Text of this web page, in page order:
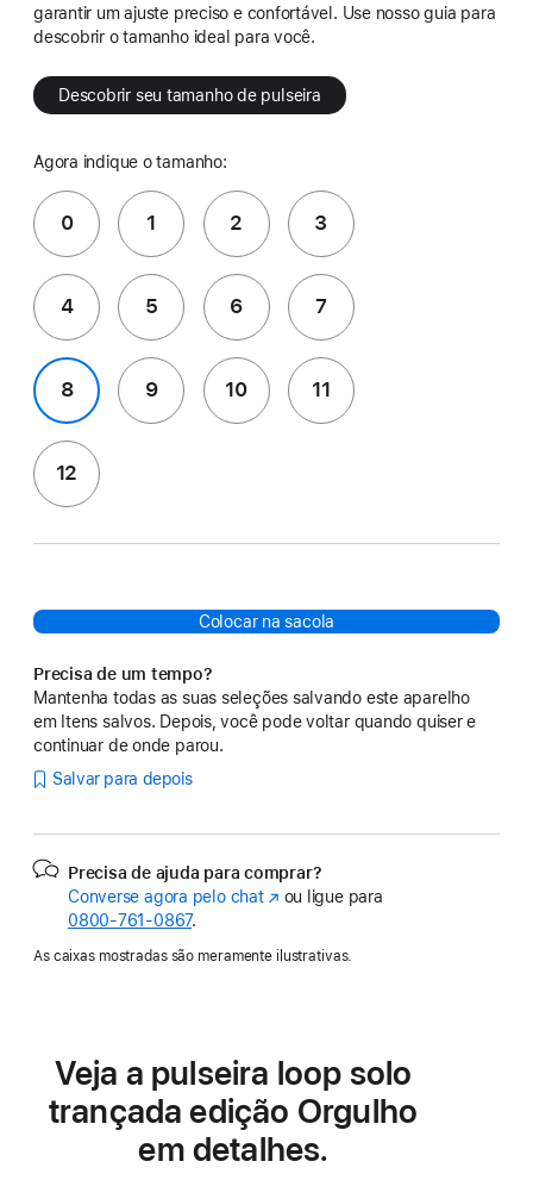
garantir um ajuste preciso e confortável. Use nosso guia para
descobrir o tamanho ideal para você.
Descobrir seu tamanho de pulseira
Agora indique o tamanho:
0 1 2 3
4 5 6 7
8 9 10 11
12
Colocar na sacola
Precisa de um tempo?
Mantenha todas as suas seleções salvando este aparelho
em Itens salvos. Depois, você pode voltar quando quiser e
continuar de onde parou.
Salvar para depois
Precisa de ajuda para comprar?
Converse agora pelo chat(o
em
ou ligue para
0800-761-0867.
As caixas mostradas são meramente ilustrativas.
Veja a pulseira loop solo
trançada edição Orgulho
em detalhes.